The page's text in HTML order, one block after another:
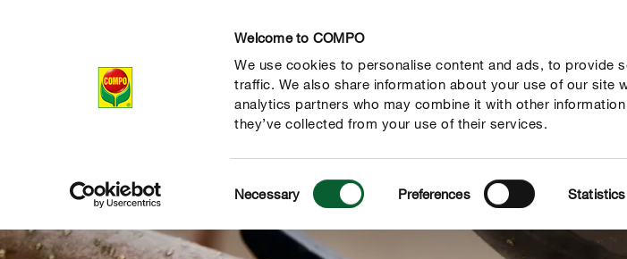
Welcome to COMPO
We use cookies to personalise content and ads, to provide
traffic. We also share information about your use of our site
analytics partners who may combine it with other
they’ve collected from your use of their services.
Selection
Necessary Preferences Statistics
Prodotti Magazine Mondi Tematici Info Chi